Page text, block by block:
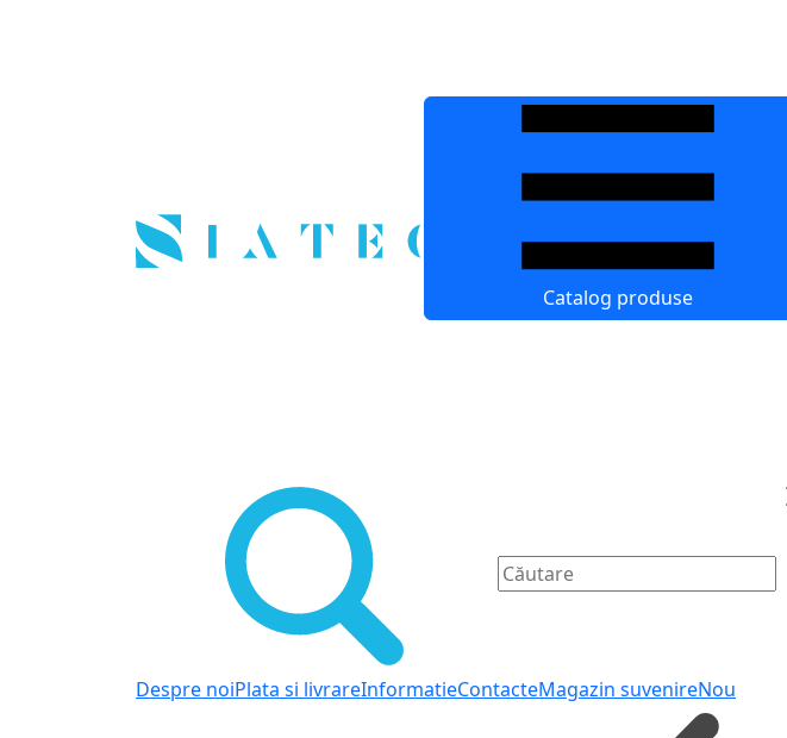
Catalog produse
Despre noiPlata si livrareInformatieContacteMagazin suvenireNou